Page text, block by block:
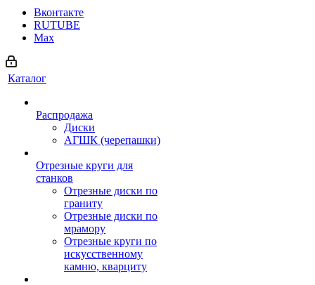
Вконтакте
RUTUBE
Max
Каталог
Распродажа
Диски
АГШК (черепашки)
Отрезные круги для
станков
Отрезные диски по
граниту
Отрезные диски по
мрамору
Отрезные круги по
искусственному
камню, кварциту